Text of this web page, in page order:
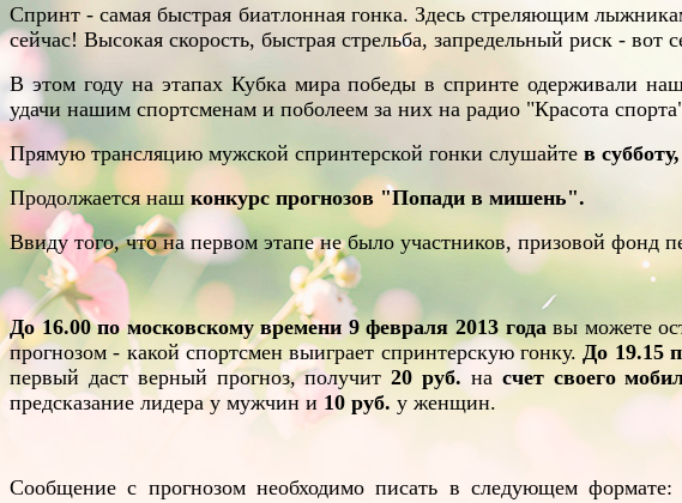
Спринт - самая быстрая биатлонная гонка. Здесь стреляющим
сейчас! Высокая скорость, быстрая стрельба, запредельный риск - вот
В этом году на этапах Кубка мира победы в спринте
удачи нашим спортсменам и поболеем за них на радио "Красота
Прямую трансляцию мужской спринтерской гонки слушайте в
Продолжается наш конкурс прогнозов "Попади в мишень".
Ввиду того, что на первом этапе не было участников, призовой фонд
До 16.00по московскому времени 9 февраля 2013 года вы можете
прогнозом - какой спортсмен выиграет спринтерскую гонку. До 19.15
первый даст верный прогноз, получит20 руб. на счет своего
предсказание лидера у мужчин и 10 руб. у женщин.
Сообщение с прогнозом необходимо писать в следующем формате: